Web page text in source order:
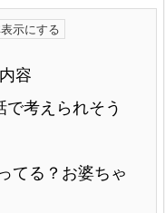
容
考えられそう
てる？お婆ちゃ